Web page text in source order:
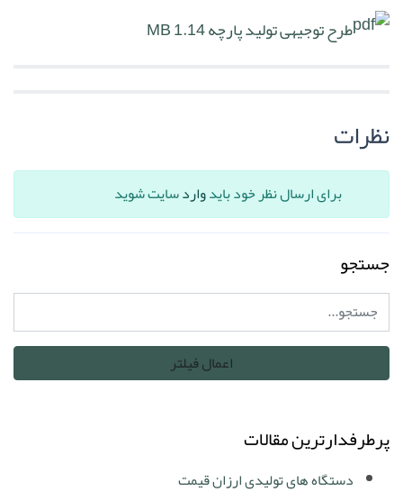
طرح توجیهی تولید پارچه1.14 MB
نظرات
برای ارسال نظر خود بایدواردسایت شوید
جستجو
پرطرفدارترین مقالات
دستگاه های تولیدی ارزان قیمت